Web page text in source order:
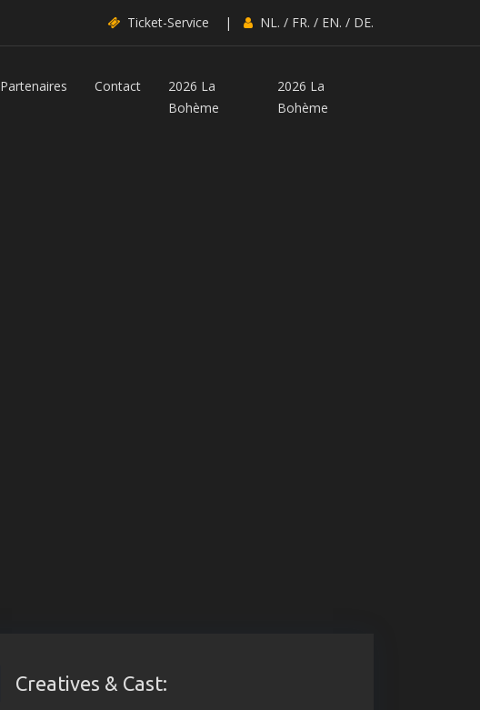
Ticket-Service | NL. / FR. / EN. / DE.
Partenaires Contact
2026 La
Bohème
2026 La
Bohème
Creatives & Cast: